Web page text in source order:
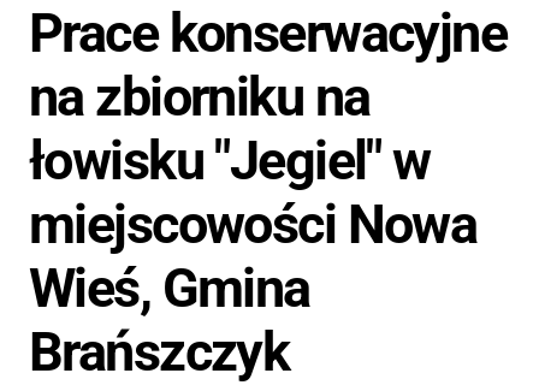
Prace konserwacyjne
na zbiorniku na
łowisku "Jegiel" w
miejscowości Nowa
Wieś, Gmina
Brańszczyk